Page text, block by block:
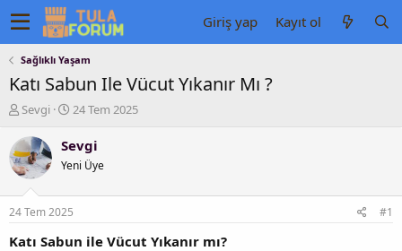
Giriş yap Kayıt ol
Sağlıklı Yaşam
Katı Sabun Ile Vücut Yıkanır Mı ?
K
n
u
y
b
a
ş
Sevgi
B
ş
a
g
ç
24 Tem 2025
Sevgi
Yeni Üye
24 Tem 2025 #1
Katı Sabun ile Vücut Yıkanır mı?